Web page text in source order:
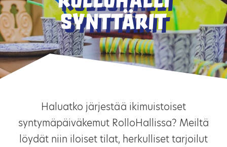
synttärit
Haluatko järjestää ikimuistoiset
syntymäpäiväkemut RolloHallissa? Meiltä
löydät niin iloiset tilat, herkulliset tarjoilut